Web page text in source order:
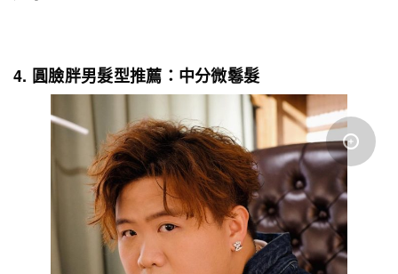
4. 圓臉胖男髮型推薦：中分微鬈髮